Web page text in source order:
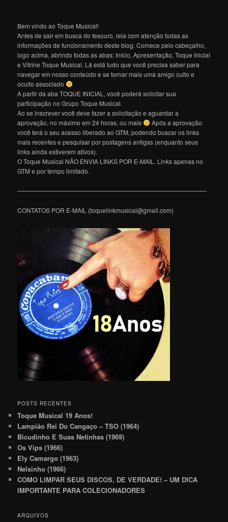
Bem vindo ao Toque Musical!
Antes de sair em busca do tesouro, leia com atenção todas as
informações de funcionamento deste blog. Comece pelo cabeçalho,
logo acima, abrindo todas as abas: Início, Apresentação, Toque Inicial
e Vitrine Toque Musical. Lá está tudo que você precisa saber para
navegar em nosso conteúdo e se tornar mais uma amigo culto e
oculto associado
A partir da aba TOQUE INICIAL, você poderá solicitar sua
participação no Grupo Toque Musical.
Ao se inscrever você deve fazer a solicitação e aguardar a
aprovação, no máximo em 24 horas, ou mais
Após a aprovação
você terá o seu acesso liberado ao GTM, podendo buscar os links
mais recentes e pesquisar por postagens antigas (enquanto seus
links ainda estiverem ativos).
O Toque Musical NÃO ENVIA LINKS POR E-MAIL. Links apenas no
GTM e por tempo limitado.
———————————————————————————————
CONTATOS POR E-MAIL (toquelinkmusical@gmail.com)
POSTS RECENTES
Toque Musical 19 Anos!
Lampião Rei Do Cangaço – TSO (1964)
Bicudinho E Suas Netinhas (1969)
Os Vips (1966)
Ely Camargo (1963)
Nelsinho (1966)
COMO LIMPAR SEUS DISCOS, DE VERDADE! – UM DICA
IMPORTANTE PARA COLECIONADORES
ARQUIVOS